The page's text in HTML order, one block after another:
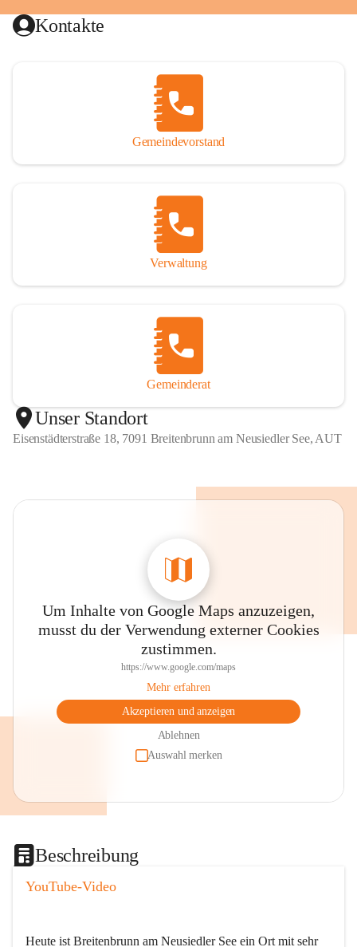
Kontakte
Gemeindevorstand
Verwaltung
Gemeinderat
Unser Standort
Eisenstädterstraße 18, 7091 Breitenbrunn am Neusiedler See, AUT
Um Inhalte von Google Maps anzuzeigen,
musst du der Verwendung externer Cookies
zustimmen.
https://www.google.com/maps
Mehr erfahren
Akzeptieren und anzeigen
Ablehnen
Auswahl merken
Beschreibung
YouTube-Video
Heute ist Breitenbrunn am Neusiedler See ein Ort mit sehr